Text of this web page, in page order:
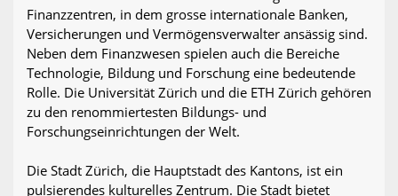
Finanzzentren, in dem grosse internationale Banken,
Versicherungen und Vermögensverwalter ansässig sind.
Neben dem Finanzwesen spielen auch die Bereiche
Technologie, Bildung und Forschung eine bedeutende
Rolle. Die Universität Zürich und die ETH Zürich gehören
zu den renommiertesten Bildungs- und
Forschungseinrichtungen der Welt.
Die Stadt Zürich, die Hauptstadt des Kantons, ist ein
pulsierendes kulturelles Zentrum. Die Stadt bietet